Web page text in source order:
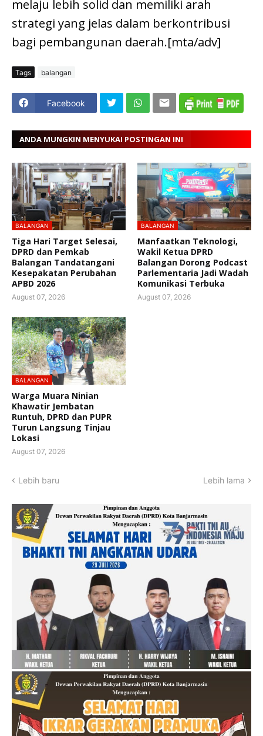
melaju lebih solid dan memiliki arah
strategi yang jelas dalam berkontribusi
bagi pembangunan daerah.[mta/adv]
Tags balangan
Facebook
ANDA MUNGKIN MENYUKAI POSTINGAN INI
BALANGAN
Tiga Hari Target Selesai,
DPRD dan Pemkab
Balangan Tandatangani
Kesepakatan Perubahan
APBD 2026
August 07, 2026
BALANGAN
Manfaatkan Teknologi,
Wakil Ketua DPRD
Balangan Dorong Podcast
Parlementaria Jadi Wadah
Komunikasi Terbuka
August 07, 2026
BALANGAN
Warga Muara Ninian
Khawatir Jembatan
Runtuh, DPRD dan PUPR
Turun Langsung Tinjau
Lokasi
August 07, 2026
Lebih baru Lebih lama